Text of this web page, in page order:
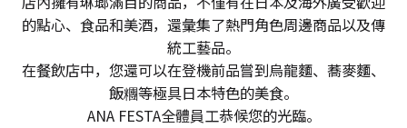
的點心、食品和美酒，還彙集了熱門角色周邊商品以及傳
統工藝品。
在餐飲店中，您還可以在登機前品嘗到烏龍麵、蕎麥麵、
飯糰等極具日本特色的美食。
ANA FESTA全體員工恭候您的光臨。